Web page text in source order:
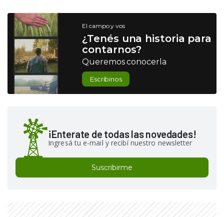
El campo y vos
¿Tenés una historia para
contarnos?
Queremos conocerla
Escribinos
¡Enterate de todas las novedades!
Ingresá tu e-mail y recibí nuestro newsletter
Suscribirme